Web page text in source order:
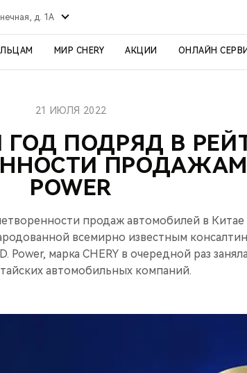
д. 1А
МИР CHERY АКЦИИ ОНЛАЙН
ГОД ПОДРЯД В
POWER
21 ИЮЛЯ 2022
продаж автомобилей в Китае
всемирно известным
Power, марка CHERY в очередной раз
автомобильных компаний.